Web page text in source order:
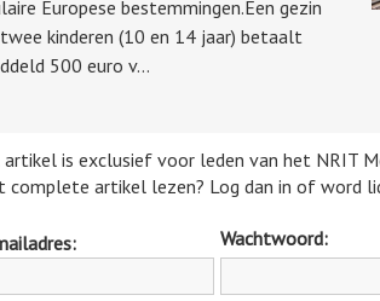
Europese bestemmingen.Een gezin
kinderen (10 en 14 jaar) betaalt
500 euro v...
is exclusief voor leden van het NRIT
complete artikel lezen? Log dan in of word
Wachtwoord: